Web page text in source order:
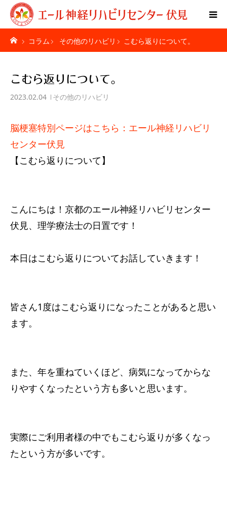
コラム その他のリハビリ こむら返りについて。
こむら返りについて。
2023.02.04 その他のリハビリ
脳梗塞特別ページはこちら：エール神経リハビリ
センター伏見
【こむら返りについて】
こんにちは！京都のエール神経リハビリセンター
伏見、理学療法士の日置です！
本日はこむら返りについてお話していきます！
皆さん1度はこむら返りになったことがあると思い
ます。
また、年を重ねていくほど、病気になってからな
りやすくなったという方も多いと思います。
実際にご利用者様の中でもこむら返りが多くなっ
たという方が多いです。
Home
特別リハビリ体験
ご利用者様の声
疾患別ページ
料金表
施設紹介
コラム